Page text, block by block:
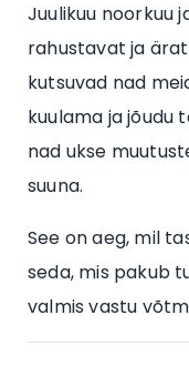
Juulikuu noorkuu
rahustavat ja
kutsuvad nad
kuulama ja jõudu
nad ukse
suuna.
See on aeg, mil
seda, mis pakub
valmis vastu